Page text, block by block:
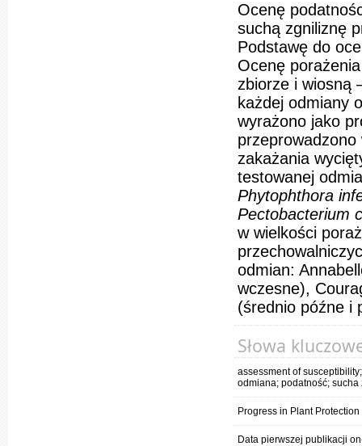
Ocenę
suchą zgniliznę
Podstawę do
Ocenę
zbiorze i wiosną
każdej odmiany
wyrażono jako
zakażania
testowanej
Phytophthora
Pectobacterium
w wielkości
odmian:
wczesne),
(średnio późne i
Słowa
assessment of
odmiana; podatność;
Progress in Plant
Data pierwszej publikacji